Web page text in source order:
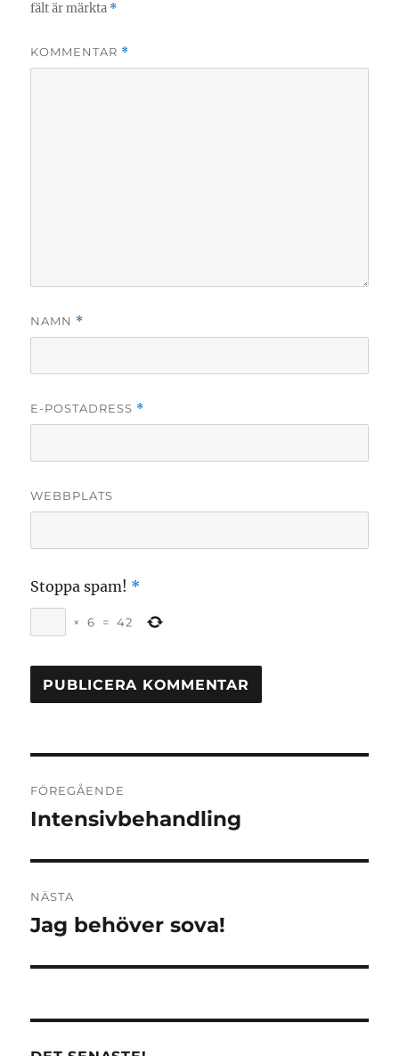
fält är märkta *
KOMMENTAR *
NAMN *
E-POSTADRESS *
WEBBPLATS
Stoppa spam! *
× 6 = 42
FÖREGÅENDE
Föregående
Intensivbehandling
NÄSTA
Nästa
Jag behöver sova!